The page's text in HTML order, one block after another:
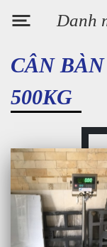
Danh
CÂN
500KG